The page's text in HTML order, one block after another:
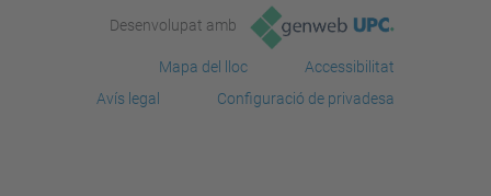
Desenvolupat amb
Mapa del lloc
Accessibilitat
Avís legal
Configuració de privadesa